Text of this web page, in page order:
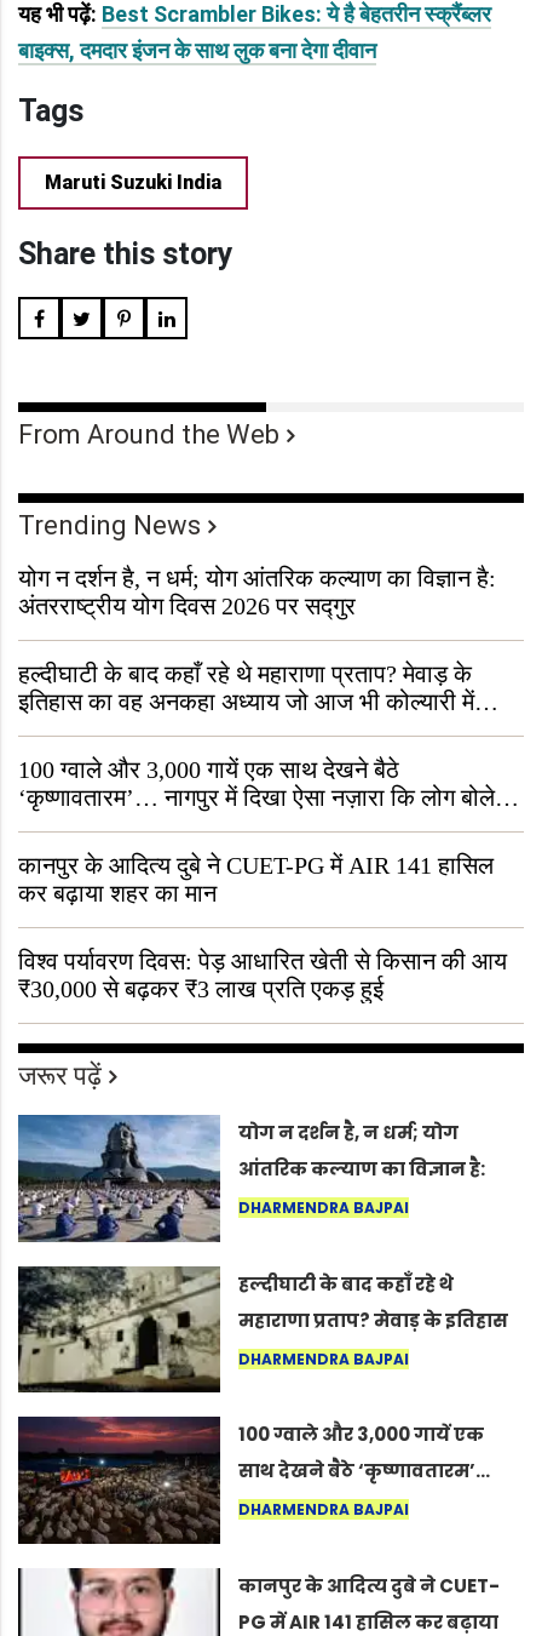
यह भी पढ़ें: Best Scrambler Bikes: ये है बेहतरीन स्क्रैंब्लर
बाइक्स, दमदार इंजन के साथ लुक बना देगा दीवान
Tags
Maruti Suzuki India
Share this story
From Around the Web
Trending News
योग न दर्शन है, न धर्म; योग आंतरिक कल्याण का विज्ञान है:
अंतरराष्ट्रीय योग दिवस 2026 पर सद्गुर
हल्दीघाटी के बाद कहाँ रहे थे महाराणा प्रताप? मेवाड़ के
इतिहास का वह अनकहा अध्याय जो आज भी कोल्यारी में
जीवित है
100 ग्वाले और 3,000 गायें एक साथ देखने बैठे
‘कृष्णावतारम’… नागपुर में दिखा ऐसा नज़ारा कि लोग बोले,
“ऐसा तो सिर्फ़ कृष्ण ही कर सकते हैं”
कानपुर के आदित्य दुबे ने CUET-PG में AIR 141 हासिल
कर बढ़ाया शहर का मान
विश्व पर्यावरण दिवस: पेड़ आधारित खेती से किसान की आय
₹30,000 से बढ़कर ₹3 लाख प्रति एकड़ हुई
जरूर पढ़ें
योग न दर्शन है, न धर्म; योग
आंतरिक कल्याण का विज्ञान है:
अंतरराष्ट्रीय योग दिवस 2026 पर
DHARMENDRA BAJPAI
हल्दीघाटी के बाद कहाँ रहे थे
महाराणा प्रताप? मेवाड़ के इतिहास
का वह अनकहा अध्याय जो आज भी
DHARMENDRA BAJPAI
100 ग्वाले और 3,000 गायें एक
साथ देखने बैठे ‘कृष्णावतारम’…
नागपुर में दिखा ऐसा नज़ारा कि
कर सकते हैं”
DHARMENDRA BAJPAI
कानपुर के आदित्य दुबे ने CUET-
PG में AIR 141 हासिल कर बढ़ाया